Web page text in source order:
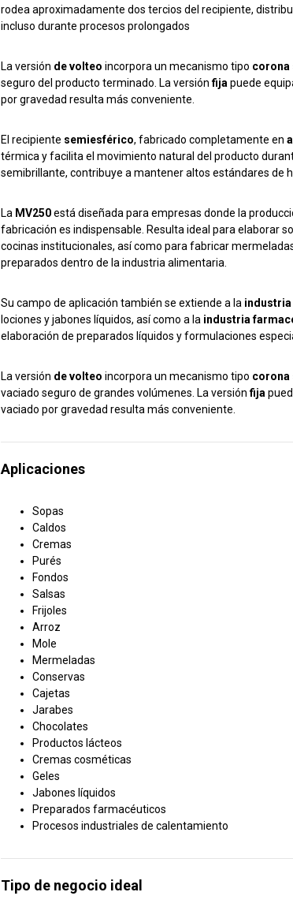
rodea aproximadamente dos tercios del recipiente,
incluso durante procesos prolongados
La versión de volteo incorpora un mecanismo tipo corona
seguro del producto terminado. La versiónfija puede
por gravedad resulta más conveniente.
El recipiente semiesférico, fabricado completamente en
térmica y facilita el movimiento natural del producto
semibrillante, contribuye a mantener altos estándares de
La MV250está diseñada para empresas donde la
fabricación es indispensable. Resulta ideal para elaborar
cocinas institucionales, así como para fabricar
preparados dentro de la industria alimentaria.
Su campo de aplicación también se extiende a la
lociones y jabones líquidos, así como a la industria
elaboración de preparados líquidos y formulaciones
La versión de volteo incorpora un mecanismo tipo corona
vaciado seguro de grandes volúmenes. La versiónfija
vaciado por gravedad resulta más conveniente.
Aplicaciones
Sopas
Caldos
Cremas
Purés
Fondos
Salsas
Frijoles
Arroz
Mole
Mermeladas
Conservas
Cajetas
Jarabes
Chocolates
Productos lácteos
Cremas cosméticas
Geles
Jabones líquidos
Preparados farmacéuticos
Procesos industriales de calentamiento
Tipo de negocio ideal